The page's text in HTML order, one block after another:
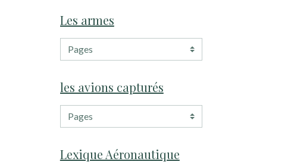
Les armes
les avions capturés
Lexique Aéronautique